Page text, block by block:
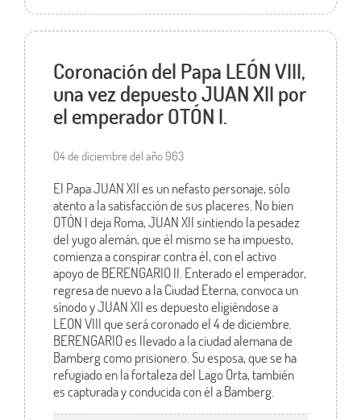
Coronación del Papa LEÓN VIII,
una vez depuesto JUAN XII por
el emperador OTÓN I.
04 de diciembre del año 963
El Papa JUAN XII es un nefasto personaje, sólo
atento a la satisfacción de sus placeres. No bien
OTÓN I deja Roma, JUAN XII sintiendo la pesadez
del yugo alemán, que él mismo se ha impuesto,
comienza a conspirar contra él, con el activo
apoyo de BERENGARIO II. Enterado el emperador,
regresa de nuevo a la Ciudad Eterna, convoca un
sínodo y JUAN XII es depuesto eligiéndose a
LEON VIII que será coronado el 4 de diciembre.
BERENGARIO es llevado a la ciudad alemana de
Bamberg como prisionero. Su esposa, que se ha
refugiado en la fortaleza del Lago Orta, también
es capturada y conducida con él a Bamberg.